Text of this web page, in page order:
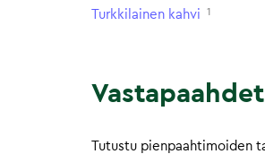
Turkkilainen kahvi 1
Tutustu pienpaahtimoiden